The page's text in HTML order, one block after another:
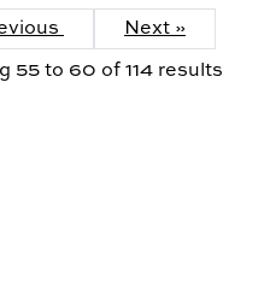
Next »
55 to 60 of 114 results